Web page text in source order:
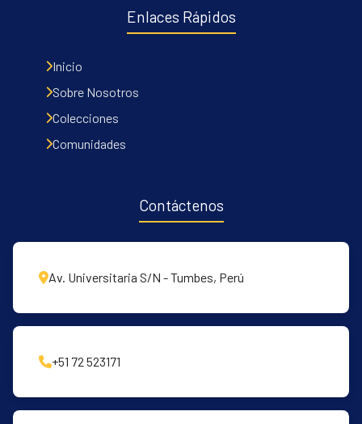
Enlaces Rápidos
Inicio
Sobre Nosotros
Colecciones
Comunidades
Contáctenos
Av. Universitaria S/N - Tumbes, Perú
+51 72 523171